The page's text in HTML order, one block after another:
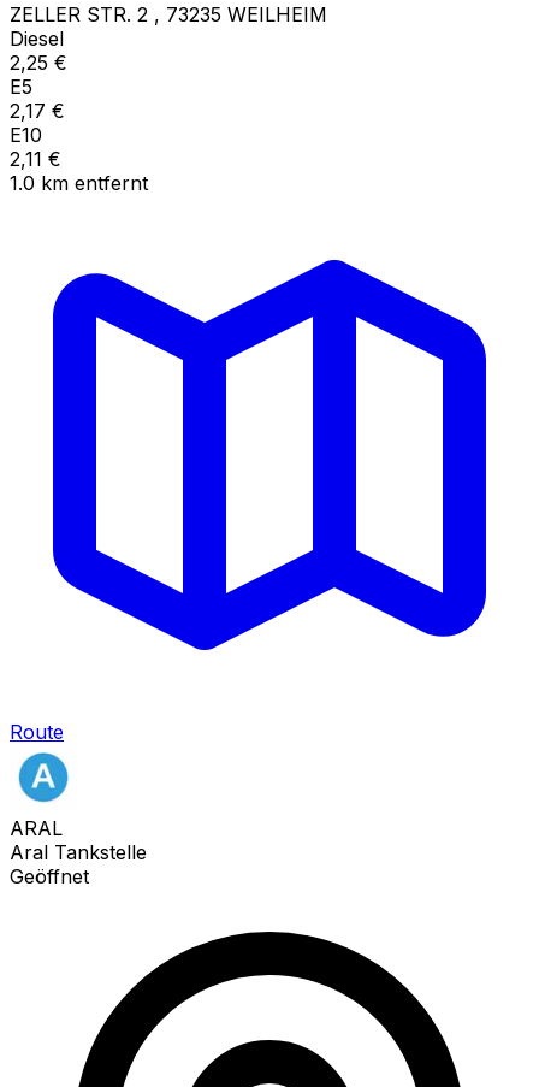
ZELLER STR. 2 , 73235 WEILHEIM
Diesel
2,25 €
E5
2,17 €
E10
2,11 €
1.0 km entfernt
Route
ARAL
Aral Tankstelle
Geöffnet